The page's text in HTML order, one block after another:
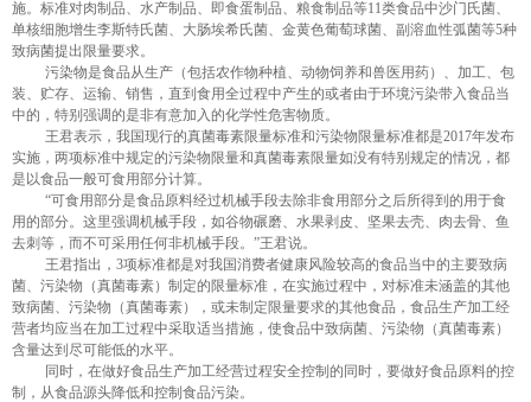
施。标准对肉制品、水产制品、即食蛋制品、粮食制品等11类食品中沙门氏菌、
单核细胞增生李斯特氏菌、大肠埃希氏菌、金黄色葡萄球菌、副溶血性弧菌等5种
致病菌提出限量要求。
污染物是食品从生产（包括农作物种植、动物饲养和兽医用药）、加工、包
装、贮存、运输、销售，直到食用全过程中产生的或者由于环境污染带入食品当
中的，特别强调的是非有意加入的化学性危害物质。
王君表示，我国现行的真菌毒素限量标准和污染物限量标准都是2017年发布
实施，两项标准中规定的污染物限量和真菌毒素限量如没有特别规定的情况，都
是以食品一般可食用部分计算。
“可食用部分是食品原料经过机械手段去除非食用部分之后所得到的用于食
用的部分。这里强调机械手段，如谷物碾磨、水果剥皮、坚果去壳、肉去骨、鱼
去刺等，而不可采用任何非机械手段。”王君说。
王君指出， 3项标准都是对我国消费者健康风险较高的食品当中的主要致病
菌、污染物（真菌毒素）制定的限量标准，在实施过程中，对标准未涵盖的其他
致病菌、污染物（真菌毒素），或未制定限量要求的其他食品，食品生产加工经
营者均应当在加工过程中采取适当措施，使食品中致病菌、污染物（真菌毒素）
含量达到尽可能低的水平。
同时，在做好食品生产加工经营过程安全控制的同时，要做好食品原料的控
制，从食品源头降低和控制食品污染。